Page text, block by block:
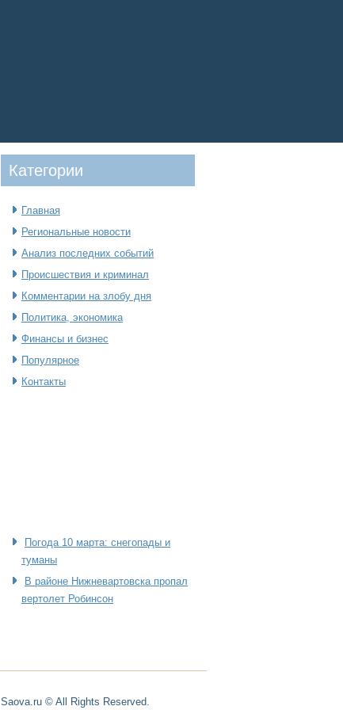
Категοрии
Главная
Региональные новости
Анализ последних событий
Происшествия и криминал
Комментарии на злобу дня
Политика, экономика
Финансы и бизнес
Популярное
Контакты
Погода 10 марта: снегопады и
туманы
В районе Нижневартовска пропал
вертолет Робинсон
Saova.ru © All Rights Reserved.